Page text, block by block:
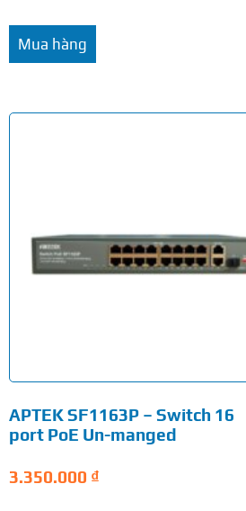
Mua hàng
APTEK SF1163P – Switch 16
port PoE Un-manged
3.350.000 ₫